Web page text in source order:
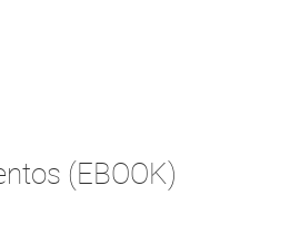
(EBOOK)